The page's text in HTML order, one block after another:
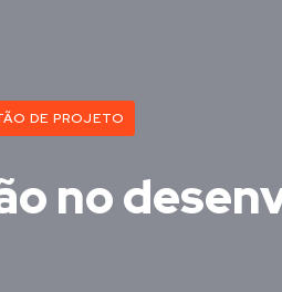
DE PROJETO
no